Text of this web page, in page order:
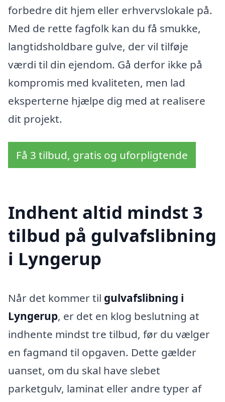
forbedre dit hjem eller erhvervslokale på.
Med de rette fagfolk kan du få smukke,
langtidsholdbare gulve, der vil tilføje
værdi til din ejendom. Gå derfor ikke på
kompromis med kvaliteten, men lad
eksperterne hjælpe dig med at realisere
dit projekt.
Få 3 tilbud, gratis og uforpligtende
Indhent altid mindst 3
tilbud på gulvafslibning
i Lyngerup
Når det kommer til gulvafslibning i
Lyngerup, er det en klog beslutning at
indhente mindst tre tilbud, før du vælger
en fagmand til opgaven. Dette gælder
uanset, om du skal have slebet
parketgulv, laminat eller andre typer af